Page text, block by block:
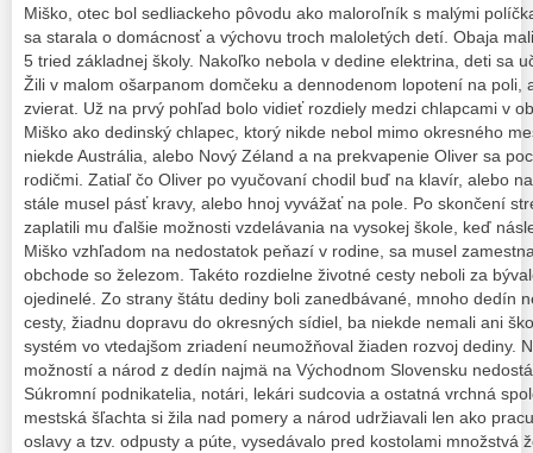
Miško, otec bol sedliackeho pôvodu ako maloroľník s malými
sa starala o domácnosť a výchovu troch maloletých detí. Obaja
5 tried základnej školy. Nakoľko nebola v dedine elektrina, deti sa
Žili v malom ošarpanom domčeku a dennodenom lopotení na poli,
zvierat. Už na prvý pohľad bolo vidieť rozdiely medzi chlapcami v
Miško ako dedinský chlapec, ktorý nikde nebol mimo okresného
niekde Austrália, alebo Nový Zéland a na prekvapenie Oliver sa
rodičmi. Zatiaľ čo Oliver po vyučovaní chodil buď na klavír, alebo
stále musel pásť kravy, alebo hnoj vyvážať na pole. Po skončení
zaplatili mu ďalšie možnosti vzdelávania na vysokej škole, keď
Miško vzhľadom na nedostatok peňazí v rodine, sa musel
obchode so železom. Takéto rozdielne životné cesty neboli za
ojedinelé. Zo strany štátu dediny boli zanedbávané, mnoho dedín
cesty, žiadnu dopravu do okresných sídiel, ba niekde nemali ani
systém vo vtedajšom zriadení neumožňoval žiaden rozvoj dediny.
možností a národ z dedín najmä na Východnom Slovensku
Súkromní podnikatelia, notári, lekári sudcovia a ostatná vrchná
mestská šľachta si žila nad pomery a národ udržiavali len ako
oslavy a tzv. odpusty a púte, vysedávalo pred kostolami množstvá